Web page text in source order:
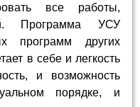
все работы,
Программа УСУ
программ других
в себе и легкость
и возможность
порядке, и